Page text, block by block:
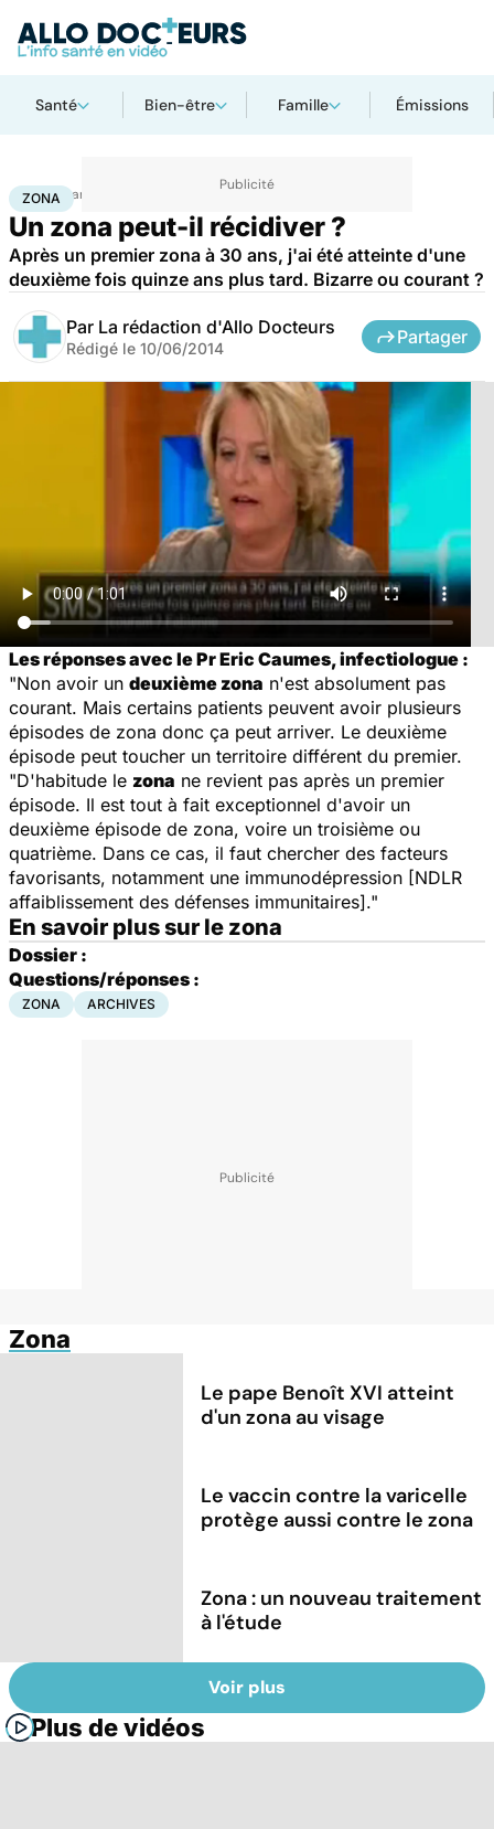
Santé Bien-être Famille Émissions
Accueil Santé
ZONA
Un zona peut-il récidiver ?
Après un premier zona à 30 ans, j'ai été atteinte d'une
deuxième fois quinze ans plus tard. Bizarre ou courant ?
Par La rédaction d'Allo Docteurs
Rédigé le 10/06/2014
Partager
Les réponses avec le Pr Eric Caumes, infectiologue :
"Non avoir un deuxième zona n'est absolument pas
courant. Mais certains patients peuvent avoir plusieurs
épisodes de zona donc ça peut arriver. Le deuxième
épisode peut toucher un territoire différent du premier.
"D'habitude le zona ne revient pas après un premier
épisode. Il est tout à fait exceptionnel d'avoir un
deuxième épisode de zona, voire un troisième ou
quatrième. Dans ce cas, il faut chercher des facteurs
favorisants, notamment une immunodépression [NDLR
affaiblissement des défenses immunitaires]."
En savoir plus sur le zona
Dossier :
Questions/réponses :
ZONA ARCHIVES
Zona
Le pape Benoît XVI atteint
d'un zona au visage
Le vaccin contre la varicelle
protège aussi contre le zona
Zona : un nouveau traitement
à l'étude
Voir plus
Plus de vidéos